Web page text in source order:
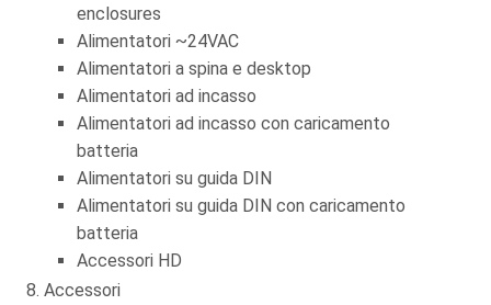
enclosures
Alimentatori ~24VAC
Alimentatori a spina e desktop
Alimentatori ad incasso
Alimentatori ad incasso con caricamento
batteria
Alimentatori su guida DIN
Alimentatori su guida DIN con caricamento
batteria
Accessori HD
Accessori